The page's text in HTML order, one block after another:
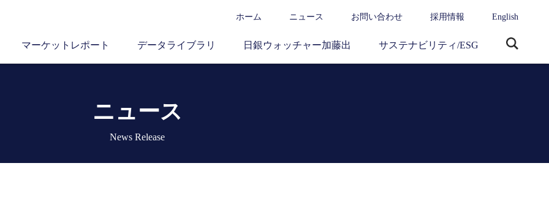
ホーム ニュース お問い合わせ 採用情報 English
マーケットレポート データライブラリ 日銀ウォッチャー加藤出 サステナビリティ/ESG
ニュース
News Release